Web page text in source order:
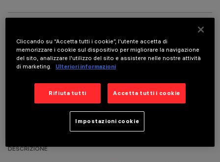
COMPONENTI OPZIONALI
DATI TECNICI
ULTIMO AGGIORNAMENTO: 03/08/2026
DESCRIZIONE
Cliccando su “Accetta tutti i cookie”, l'utente accetta di
memorizzare i cookie sul dispositivo per migliorare la navigazione
del sito, analizzare l'utilizzo del sito e assistere nelle nostre attività
di marketing.
Ulteriori informazioni
Rifiuta tutti Accetta tutti i cookie
Impostazioni cookie